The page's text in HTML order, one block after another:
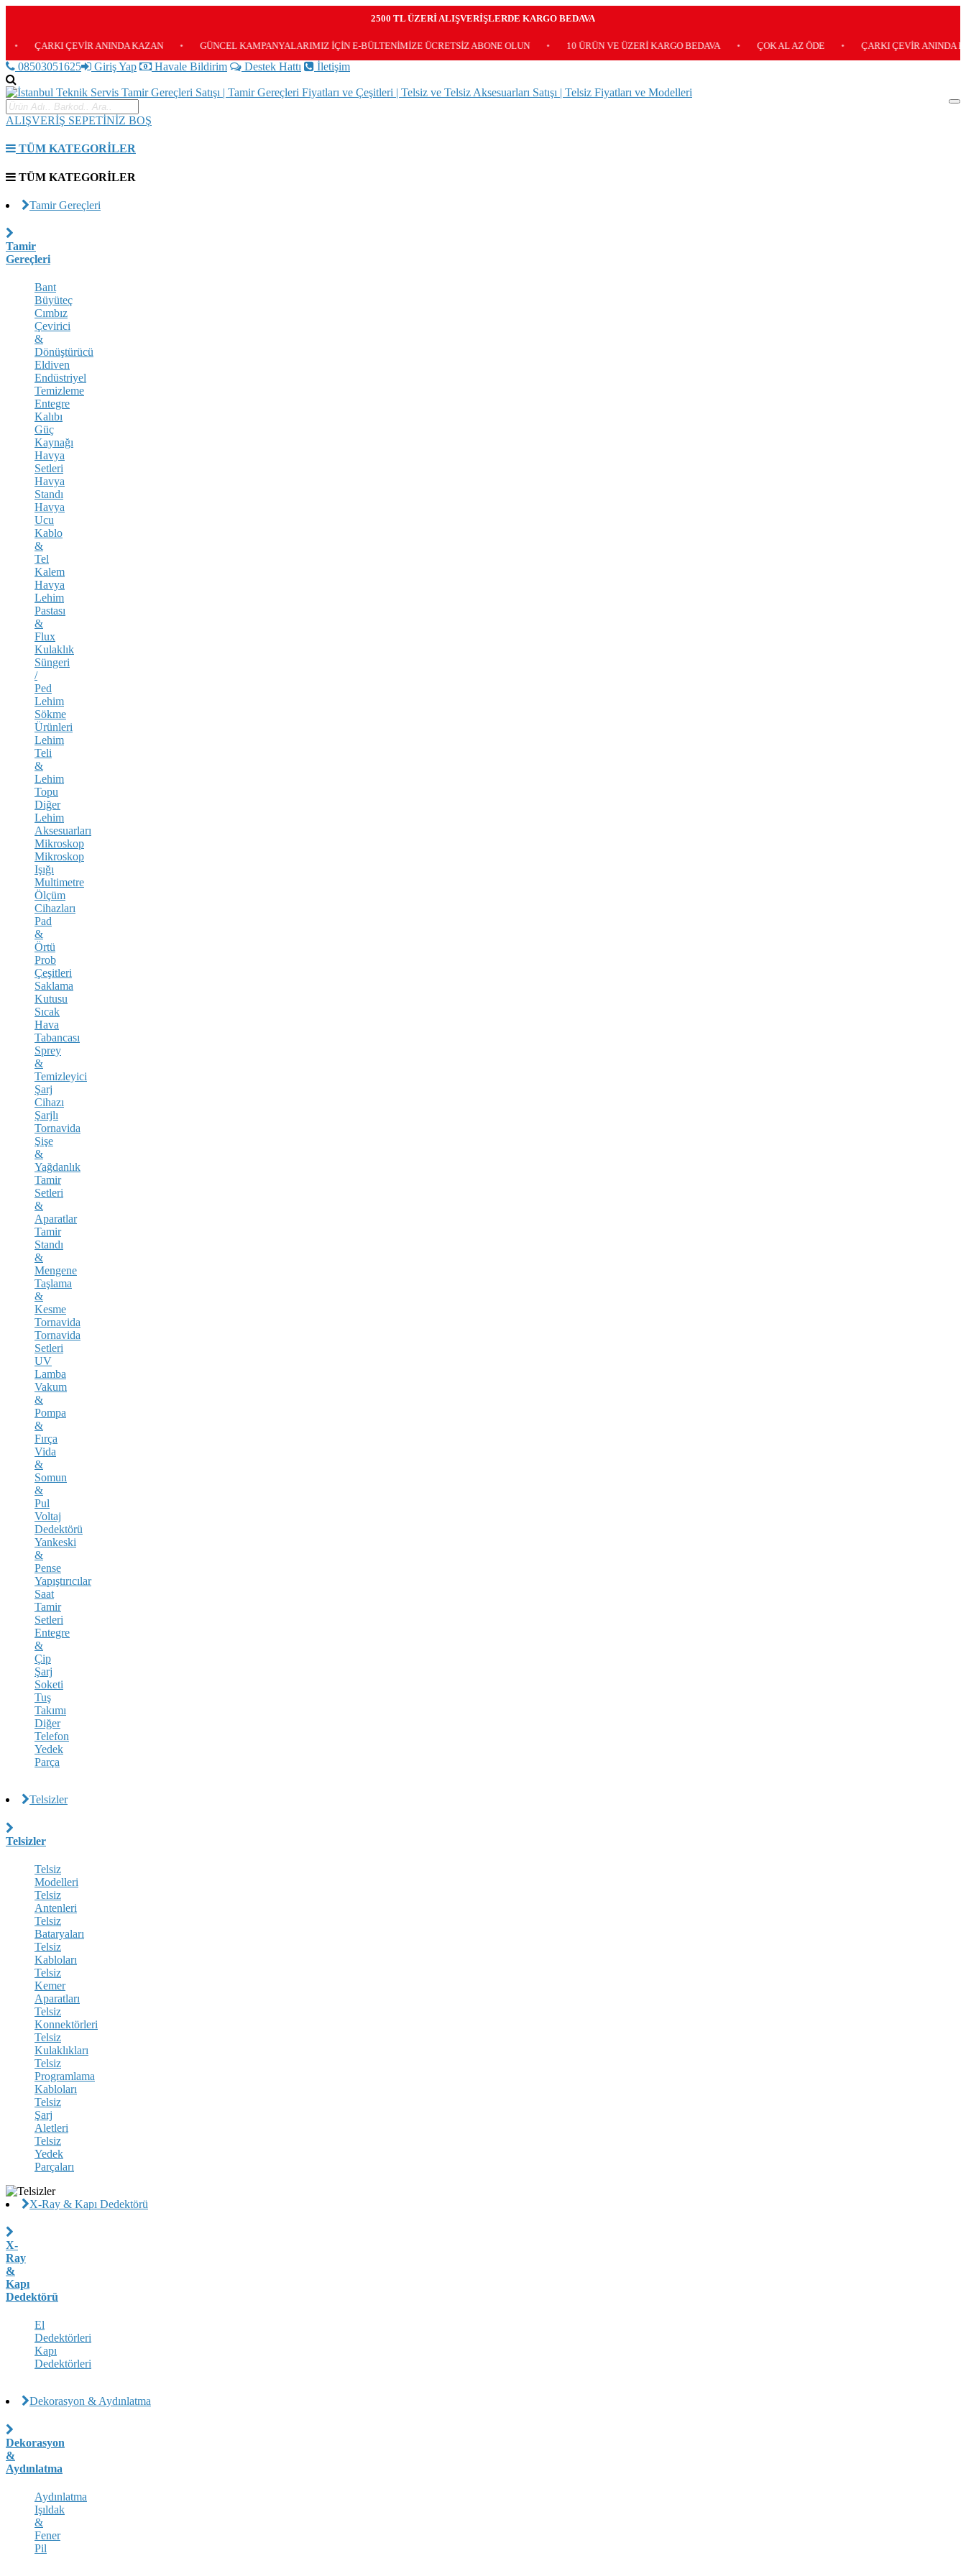
2500 TL ÜZERİ ALIŞVERİŞLERDE KARGO BEDAVA
ÇEVİR ANINDA KAZAN • GÜNCEL KAMPANYALARIMIZ İÇİN E-BÜLTENİMİZE ÜCRETSİZ ABONE OLUN • 10 ÜRÜN VE ÜZERİ KARGO BEDAVA • ÇOK AL AZ ÖDE • ÇARKI ÇEVİR ANINDA KAZAN
08503051625 Giriş Yap Havale Bildirim Destek Hattı İletişim
ALIŞVERİŞ SEPETİNİZ BOŞ
TÜM KATEGORİLER
TÜM KATEGORİLER
Tamir Gereçleri
Tamir
Gereçleri
Bant
Büyüteç
Cımbız
Çevirici
&
Dönüştürücü
Eldiven
Endüstriyel
Temizleme
Entegre
Kalıbı
Güç
Kaynağı
Havya
Setleri
Havya
Standı
Havya
Ucu
Kablo
&
Tel
Kalem
Havya
Lehim
Pastası
&
Flux
Kulaklık
Süngeri
/
Ped
Lehim
Sökme
Ürünleri
Lehim
Teli
&
Lehim
Topu
Diğer
Lehim
Aksesuarları
Mikroskop
Mikroskop
Işığı
Multimetre
Ölçüm
Cihazları
Pad
&
Örtü
Prob
Çeşitleri
Saklama
Kutusu
Sıcak
Hava
Tabancası
Sprey
&
Temizleyici
Şarj
Cihazı
Şarjlı
Tornavida
Şişe
&
Yağdanlık
Tamir
Setleri
&
Aparatlar
Tamir
Standı
&
Mengene
Taşlama
&
Kesme
Tornavida
Tornavida
Setleri
UV
Lamba
Vakum
&
Pompa
&
Fırça
Vida
&
Somun
&
Pul
Voltaj
Dedektörü
Yankeski
&
Pense
Yapıştırıcılar
Saat
Tamir
Setleri
Entegre
&
Çip
Şarj
Soketi
Tuş
Takımı
Diğer
Telefon
Yedek
Parça
Telsizler
Telsizler
Telsiz
Modelleri
Telsiz
Antenleri
Telsiz
Bataryaları
Telsiz
Kabloları
Telsiz
Kemer
Aparatları
Telsiz
Konnektörleri
Telsiz
Kulaklıkları
Telsiz
Programlama
Kabloları
Telsiz
Şarj
Aletleri
Telsiz
Yedek
Parçaları
X-Ray & Kapı Dedektörü
X-
Ray
&
Kapı
Dedektörü
El
Dedektörleri
Kapı
Dedektörleri
Dekorasyon & Aydınlatma
Dekorasyon
&
Aydınlatma
Aydınlatma
Işıldak
&
Fener
Pil